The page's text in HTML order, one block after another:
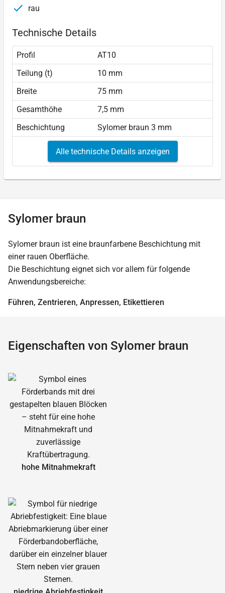
rau
Technische Details
Profil
AT10
Teilung (t)
10 mm
Breite
75 mm
Gesamthöhe
7,5 mm
Beschichtung
Sylomer braun 3 mm
Alle technische Details anzeigen
Sylomer braun
Sylomer braun ist eine braunfarbene Beschichtung mit
einer rauen Oberfläche.
Die Beschichtung eignet sich vor allem für folgende
Anwendungsbereiche:
Führen, Zentrieren, Anpressen, Etikettieren
Eigenschaften von Sylomer braun
hohe Mitnahmekraft